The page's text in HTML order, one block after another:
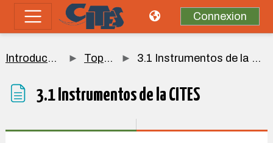
Passer au contenu principal
Panneau latéral
Connexion
Introducción Topic 3 3.1 Instrumentos de la CITES
3.1 Instrumentos de la CITES